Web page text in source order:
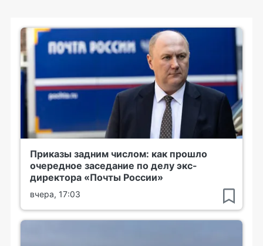
Приказы задним числом: как прошло
очередное заседание по делу экс-
директора «Почты России»
вчера, 17:03